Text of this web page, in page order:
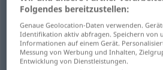
hassock Grasbüschel
tussock Grasbüschel
Folgendes bereitzustellen:
Genaue Geolocation-Daten verwenden.
Identifikation aktiv abfragen. Speichern von
Informationen auf einem Gerät.
Messung von Werbung und Inhalten,
Entwicklung von Dienstleistungen.